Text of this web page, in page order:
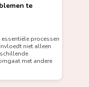
te
processen
niet alleen
met andere